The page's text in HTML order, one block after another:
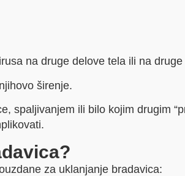
na druge delove tela ili na druge
širenje.
spaljivanjem ili bilo kojim drugim
za uklanjanje bradavica: